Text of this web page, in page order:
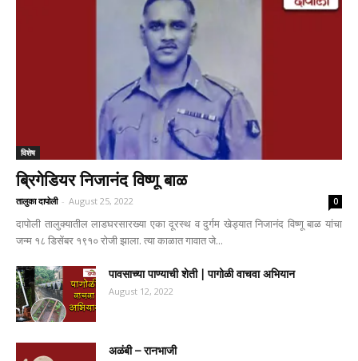
विशेष
ब्रिगेडियर निजानंद विष्णू बाळ
तालुका दापोली - August 25, 2022 0
दापोली तालुक्यातील लाडघरसारख्या एका दूरस्थ व दुर्गम खेड्यात निजानंद विष्णू बाळ यांचा
जन्म १८ डिसेंबर १९१० रोजी झाला. त्या काळात गावात जे...
पावसाच्या पाण्याची शेती | पागोळी वाचवा अभियान
August 12, 2022
अळंबी – रानभाजी